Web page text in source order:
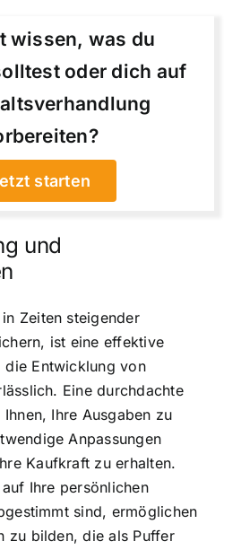
wissen, was du
oder dich auf
starten
und
Zeiten steigender
ist eine effektive
die Entwicklung von
Eine durchdachte
Ihre Ausgaben zu
Anpassungen
Kaufkraft zu erhalten.
Ihre persönlichen
sind, ermöglichen
zu bilden, die als Puffer